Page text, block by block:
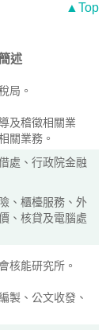
▲Top
述
局。
及稽徵相關業
關業務。
處、行政院金融
、櫃檯服務、外
、核貸及電腦處
核能研究所。
製、公文收發、